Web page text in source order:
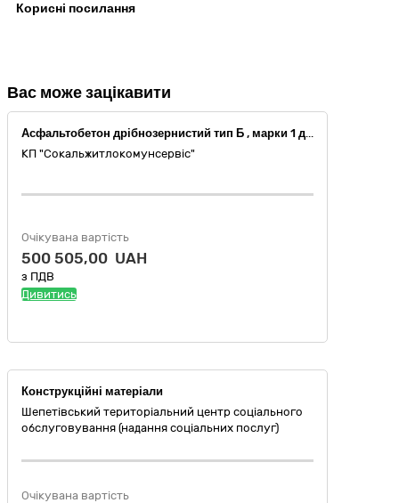
Корисні посилання
Вас може зацікавити
Асфальтобетон дрібнозернистий тип Б , марки 1 для влаштування верхнього шару покриття , Бітум дорожній в’язкий марки 70/100 (ДК 021:2015:44110000-4 Конструкційні матеріали)
КП "Сокальжитлокомунсервіс"
Очікувана вартість
500 505,00 UAH
з ПДВ
Дивитись
Конструкційні матеріали
Шепетівський територіальний центр соціального
обслуговування (надання соціальних послуг)
Очікувана вартість